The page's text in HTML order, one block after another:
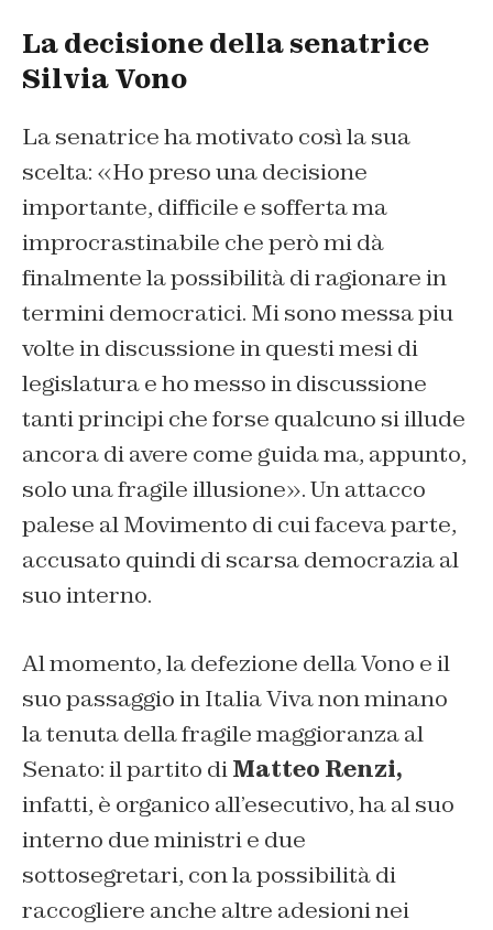
La decisione della senatrice
Silvia Vono
La senatrice ha motivato così la sua
scelta: «Ho preso una decisione
importante, difficile e sofferta ma
improcrastinabile che però mi dà
finalmente la possibilità di ragionare in
termini democratici. Mi sono messa piu
volte in discussione in questi mesi di
legislatura e ho messo in discussione
tanti principi che forse qualcuno si illude
ancora di avere come guida ma, appunto,
solo una fragile illusione». Un attacco
palese al Movimento di cui faceva parte,
accusato quindi di scarsa democrazia al
suo interno.
Al momento, la defezione della Vono e il
suo passaggio in Italia Viva non minano
la tenuta della fragile maggioranza al
Senato: il partito diMatteo Renzi,
infatti, è organico all’esecutivo, ha al suo
interno due ministri e due
sottosegretari, con la possibilità di
raccogliere anche altre adesioni nei